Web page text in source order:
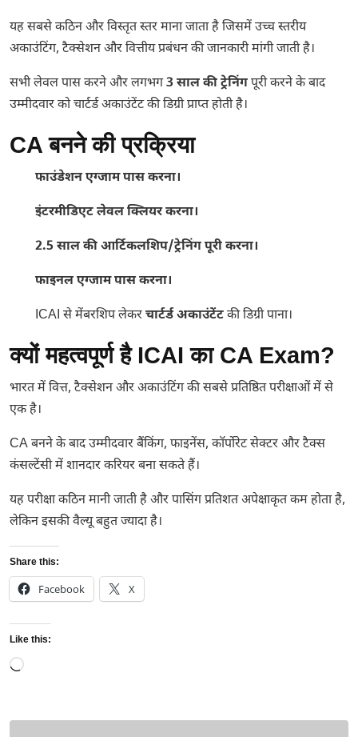
यह सबसे कठिन और विस्तृत स्तर माना जाता है जिसमें उच्च स्तरीय
अकाउंटिंग, टैक्सेशन और वित्तीय प्रबंधन की जानकारी मांगी जाती है।
सभी लेवल पास करने और लगभग3 साल की ट्रेनिंगपूरी करने के बाद
उम्मीदवार को चार्टर्ड अकाउंटेंट की डिग्री प्राप्त होती है।
CA बनने की प्रक्रिया
फाउंडेशन एग्जाम पास करना।
इंटरमीडिएट लेवल क्लियर करना।
2.5 साल की आर्टिकलशिप/ट्रेनिंग पूरी करना।
फाइनल एग्जाम पास करना।
ICAI से मेंबरशिप लेकरचार्टर्ड अकाउंटेंटकी डिग्री पाना।
क्यों महत्वपूर्ण है ICAI का CA Exam?
भारत में वित्त, टैक्सेशन और अकाउंटिंग की सबसे प्रतिष्ठित परीक्षाओं में से
एक है।
CA बनने के बाद उम्मीदवार बैंकिंग, फाइनेंस, कॉर्पोरेट सेक्टर और टैक्स
कंसल्टेंसी में शानदार करियर बना सकते हैं।
यह परीक्षा कठिन मानी जाती है और पासिंग प्रतिशत अपेक्षाकृत कम होता है,
लेकिन इसकी वैल्यू बहुत ज्यादा है।
Share this:
Facebook X
Like this:
Loading…